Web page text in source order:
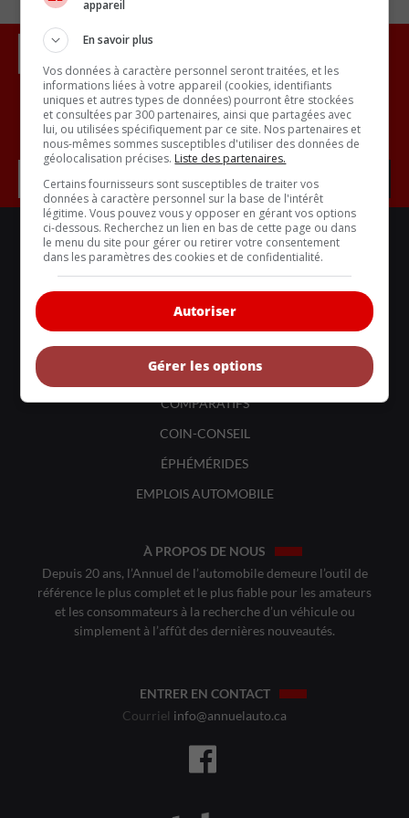
Inscrivez vous à l'infolettre.
LIENS UTILES
ACTUALITÉS
VOITURES NEUVES
VOITURES ÉCOLOS
VOITURES CLASSIQUES
COMPARATIFS
COIN-CONSEIL
ÉPHÉMÉRIDES
EMPLOIS AUTOMOBILE
À PROPOS DE NOUS
Depuis 20 ans, l’Annuel de l’automobile demeure l’outil de
référence le plus complet et le plus fiable pour les amateurs
et les consommateurs à la recherche d’un véhicule ou
simplement à l’affût des dernières nouveautés.
ENTRER EN CONTACT
Courriel info@annuelauto.ca
appareil
En savoir plus
Vos données à caractère personnel seront traitées, et les
informations liées à votre appareil (cookies, identifiants
uniques et autres types de données) pourront être stockées
et consultées par 300 partenaires, ainsi que partagées avec
lui, ou utilisées spécifiquement par ce site. Nos partenaires et
nous-mêmes sommes susceptibles d'utiliser des données de
géolocalisation précises. Liste des partenaires.
Certains fournisseurs sont susceptibles de traiter vos
données à caractère personnel sur la base de l'intérêt
légitime. Vous pouvez vous y opposer en gérant vos options
ci-dessous. Recherchez un lien en bas de cette page ou dans
le menu du site pour gérer ou retirer votre consentement
dans les paramètres des cookies et de confidentialité.
Autoriser
Gérer les options